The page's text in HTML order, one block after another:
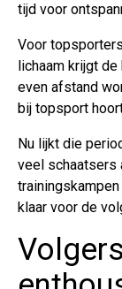
tijd voor
Voor
lichaam krijgt
even afstand
bij topsport
Nu lijkt die
veel schaatsers
klaar voor de